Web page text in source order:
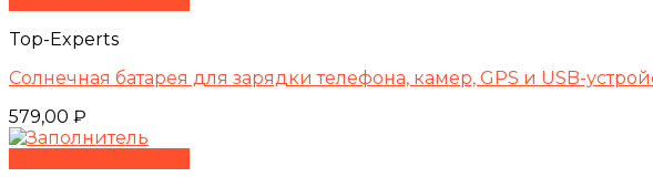
Top-Experts
Солнечная батарея для зарядки телефона, камер, GPS и USB-
579,00 ₽